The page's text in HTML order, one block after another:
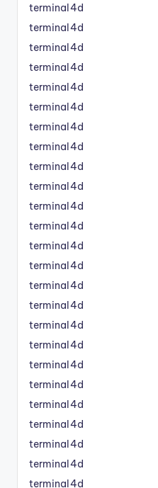
terminal4d
terminal4d
terminal4d
terminal4d
terminal4d
terminal4d
terminal4d
terminal4d
terminal4d
terminal4d
terminal4d
terminal4d
terminal4d
terminal4d
terminal4d
terminal4d
terminal4d
terminal4d
terminal4d
terminal4d
terminal4d
terminal4d
terminal4d
terminal4d
terminal4d